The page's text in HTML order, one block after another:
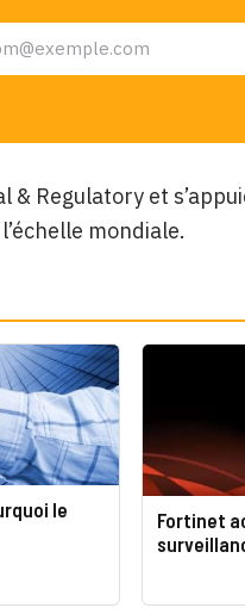
Regulatory et
mondiale.
le
Fortinet